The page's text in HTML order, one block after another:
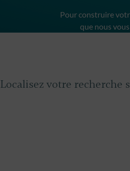
Pour construire
que nous
Localisez votre recherche